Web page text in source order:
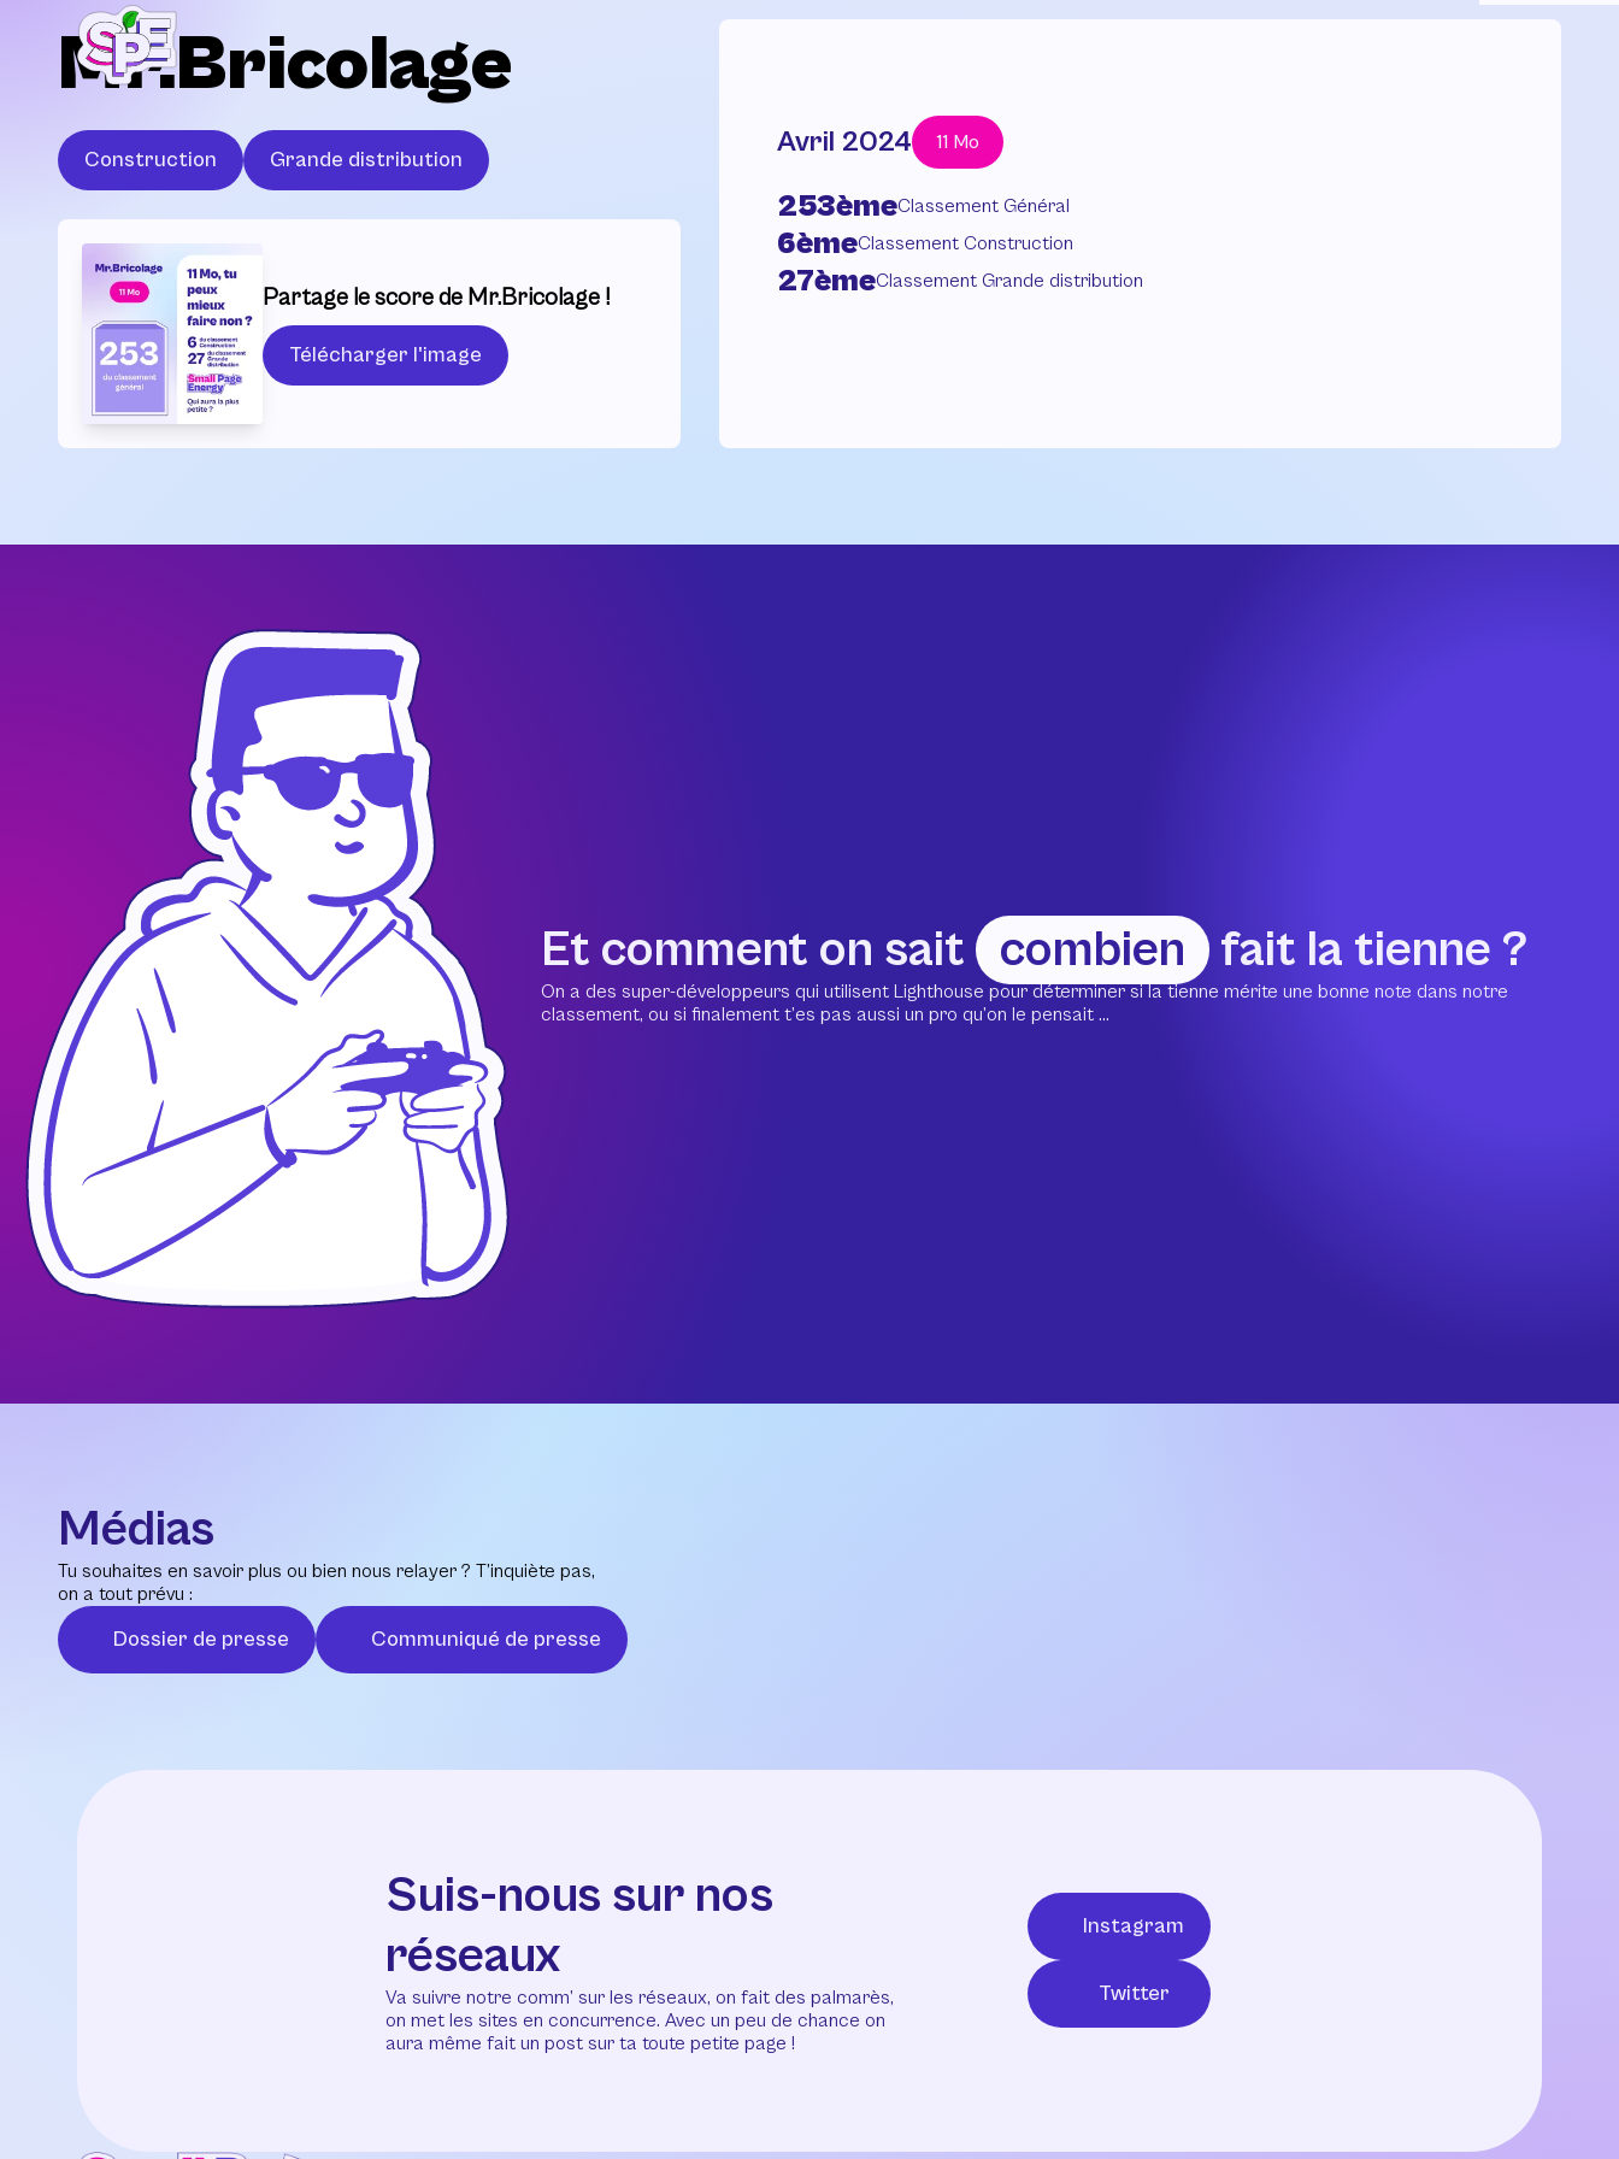
Mr.Bricolage
Construction Grande distribution
Partage le score de Mr.Bricolage !
Télécharger l'image
Avril 2024 11 Mo
253èmeClassement Général
6èmeClassement Construction
27èmeClassement Grande distribution
Et comment on sait combien fait la tienne ?
On a des super-développeurs qui utilisent Lighthouse pour déterminer si la tienne mérite une bonne note dans notre
classement, ou si finalement t’es pas aussi un pro qu’on le pensait ...
Médias
Tu souhaites en savoir plus ou bien nous relayer ? T’inquiète pas,
on a tout prévu :
Dossier de presse Communiqué de presse
Suis-nous sur nos
réseaux
Va suivre notre comm’ sur les réseaux, on fait des palmarès,
on met les sites en concurrence. Avec un peu de chance on
aura même fait un post sur ta toute petite page !
Instagram
Twitter